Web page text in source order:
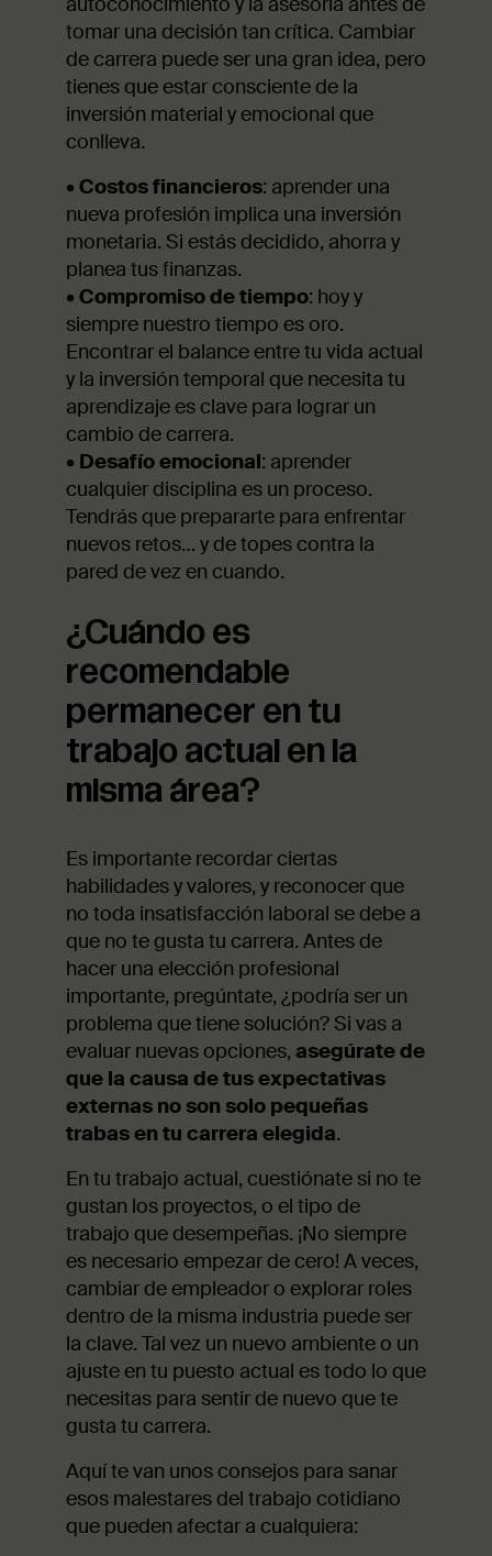
tomar una decisión tan crítica. Cambiar
de carrera puede ser una gran idea, pero
tienes que estar consciente de la
inversión material y emocional que
conlleva.
• Costos financieros: aprender una
nueva profesión implica una inversión
monetaria. Si estás decidido, ahorra y
planea tus finanzas.
• Compromiso de tiempo: hoy y
siempre nuestro tiempo es oro.
Encontrar el balance entre tu vida actual
y la inversión temporal que necesita tu
aprendizaje es clave para lograr un
cambio de carrera.
• Desafío emocional: aprender
cualquier disciplina es un proceso.
Tendrás que prepararte para enfrentar
nuevos retos… y de topes contra la
pared de vez en cuando.
¿Cuándo es
recomendable
permanecer en tu
trabajo actual en la
misma área?
Es importante recordar ciertas
habilidades y valores, y reconocer que
no toda insatisfacción laboral se debe a
que no te gusta tu carrera. Antes de
hacer una elección profesional
importante, pregúntate, ¿podría ser un
problema que tiene solución? Si vas a
evaluar nuevas opciones, asegúrate de
que la causa de tus expectativas
externas no son solo pequeñas
trabas en tu carrera elegida.
En tu trabajo actual, cuestiónate si no te
gustan los proyectos, o el tipo de
trabajo que desempeñas. ¡No siempre
es necesario empezar de cero! A veces,
cambiar de empleador o explorar roles
dentro de la misma industria puede ser
la clave. Tal vez un nuevo ambiente o un
ajuste en tu puesto actual es todo lo que
necesitas para sentir de nuevo que te
gusta tu carrera.
Aquí te van unos consejos para sanar
esos malestares del trabajo cotidiano
que pueden afectar a cualquiera: